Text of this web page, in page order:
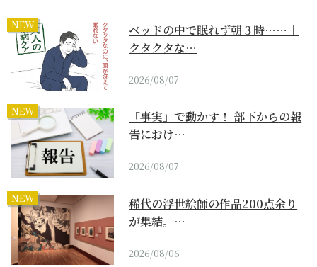
NEW
ベッドの中で眠れず朝３時……｜
クタクタな…
2026/08/07
NEW
「事実」で動かす！ 部下からの報
告におけ…
2026/08/07
NEW
稀代の浮世絵師の作品200点余り
が集結。…
2026/08/06